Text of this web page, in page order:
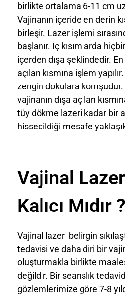
birlikte ortalama 6-11 cm
Vajinanın içeride en derin
birleşir. Lazer işlemi
başlanır. İç kısımlarda
içerden dışa şeklindedir. En
açılan kısmına işlem
zengin dokulara komşudur.
vajinanın dışa açılan
tüy dökme lazeri kadar bir
hissedildiği mesafe
Vajinal
Kalıcı Mıdır ?
Vajinal lazer belirgin
tedavisi ve daha diri bir
oluşturmakla birlikte
değildir. Bir seanslık
gözlemlerimize göre 7-8